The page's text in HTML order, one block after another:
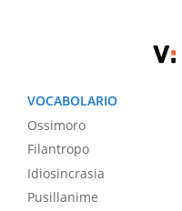
VOCABOLARIO
Ossimoro
Filantropo
Idiosincrasia
Pusillanime